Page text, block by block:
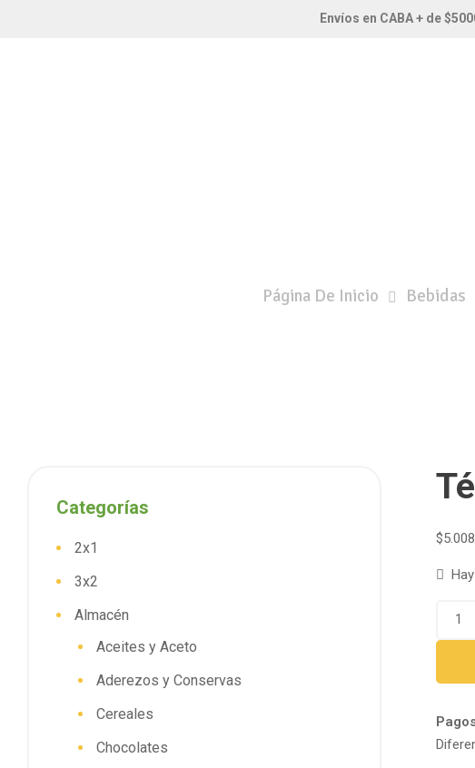
Envíos en CABA + de
Página De Inicio Bebidas
$5.008
Categorías
2x1
3x2
Almacén
Aceites y Aceto
Aderezos y Conservas
Cereales
Chocolates